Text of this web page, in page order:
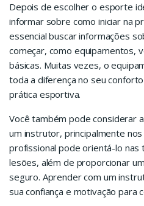
Depois de escolher o esporte
informar sobre como iniciar na
essencial buscar informações
começar, como equipamentos,
básicas. Muitas vezes, o
toda a diferença no seu
prática esportiva.
Você também pode considerar
um instrutor, principalmente
profissional pode orientá-lo
lesões, além de proporcionar
seguro. Aprender com um
sua confiança e motivação para